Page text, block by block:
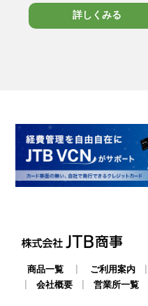
詳しくみる
商品一覧 ご利用案内
会社概要 営業所一覧